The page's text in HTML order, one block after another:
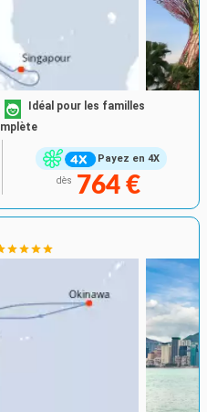
Payez en 4X
Idéal pour les familles
dès 764 €